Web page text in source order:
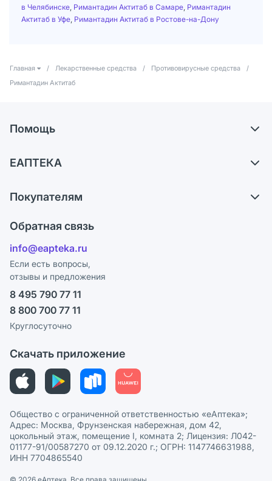
в Челябинске Римантадин Актитаб в Самаре Римантадин
Актитаб в Уфе Римантадин Актитаб в Ростове-на-Дону
Главная / Лекарственные средства / Противовирусные средства
/
Римантадин Актитаб
Помощь
Обмен и возврат
Блог
ЕАПТЕКА
Карьера
Поставщики
Лицензия
Реклама на сайте
Ваши товары на ЕАПТЕКЕ
СМИ о нас
Покупателям
Программа СберСпасибо
Политика конфиденциальности
Пользовательское соглашение
Политика рекомендаций
Политика в отношении обработки персональных данных
Обратная связь
info@eapteka.ru
Если есть вопросы,
отзывы и предложения
8 495 790 77 11
8 800 700 77 11
Круглосуточно
Скачать приложение
Общество с ограниченной ответственностью «еАптека»;
Адрес: Москва, Фрунзенская набережная, дом 42,
цокольный этаж, помещение I, комната 2; Лицензия: Л042-
01177-91/00587270 от 09.12.2020 г.; ОГРН: 1147746631988,
ИНН 7704865540